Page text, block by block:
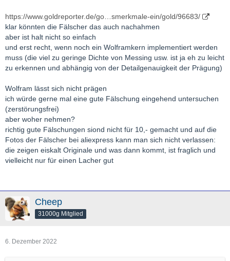
https://www.goldreporter.de/go…smerkmale-ein/gold/96683/
klar könnten die Fälscher das auch nachahmen
aber ist halt nicht so einfach
und erst recht, wenn noch ein Wolframkern implementiert werden
muss (die viel zu geringe Dichte von Messing usw. ist ja eh zu leicht
zu erkennen und abhängig von der Detailgenauigkeit der Prägung)
Wolfram lässt sich nicht prägen
ich würde gerne mal eine gute Fälschung eingehend untersuchen
(zerstörungsfrei)
aber woher nehmen?
richtig gute Fälschungen siond nicht für 10,- gemacht und auf die
Fotos der Fälscher bei aliexpress kann man sich nicht verlassen:
die zeigen eiskalt Originale und was dann kommt, ist fraglich und
vielleicht nur für einen Lacher gut
Cheep
31000g Mitglied
6. Dezember 2022